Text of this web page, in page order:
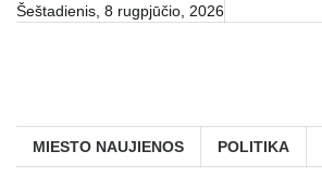
SkipŠeštadienis, 8 rugpjūčio, 2026
MIESTO NAUJIENOS POLITIKA